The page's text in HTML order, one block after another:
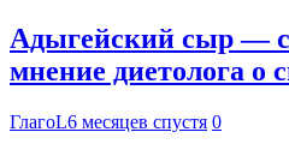
Адыгейский сыр —
мнение диетолога о
ГлагоL6 месяцев спустя 0